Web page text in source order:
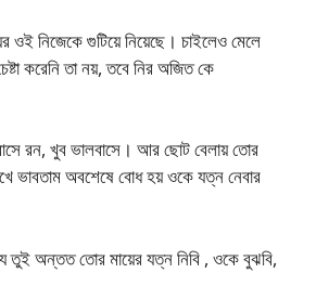
নিজেকে গুটিয়ে নিয়েছে। চাইলেও মেলে
করেনি তা নয়, তবে নির অজিত কে
রন, খুব ভালবাসে। আর ছোট বেলায় তোর
ভাবতাম অবশেষে বোধ হয় ওকে যত্ন নেবার
তুই অন্তত তোর মায়ের যত্ন নিবি , ওকে বুঝবি,